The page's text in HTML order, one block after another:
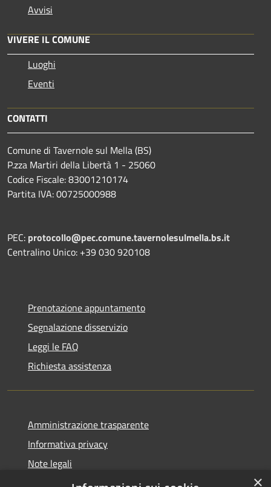
Avvisi
VIVERE IL COMUNE
Luoghi
Eventi
CONTATTI
Comune di Tavernole sul Mella (BS)
P.zza Martiri della Libertà 1 - 25060
Codice Fiscale: 83001210174
Partita IVA: 00725000988
PEC: protocollo@pec.comune.tavernolesulmella.bs.it
Centralino Unico: +39 030 920108
Prenotazione appuntamento
Segnalazione disservizio
Leggi le FAQ
Richiesta assistenza
Amministrazione trasparente
Informativa privacy
Note legali
Dichiarazione di accessibilità
×